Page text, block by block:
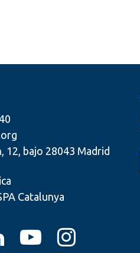
12, bajo 28043 Madrid
Catalunya